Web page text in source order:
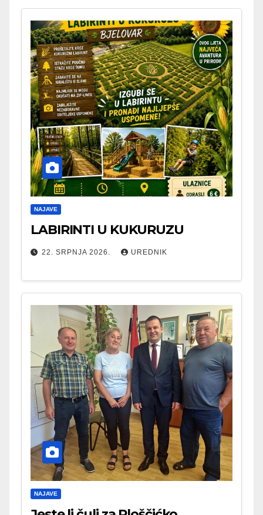
NAJAVE
LABIRINTI U KUKURUZU
22. SRPNJA 2026. UREDNIK
NAJAVE